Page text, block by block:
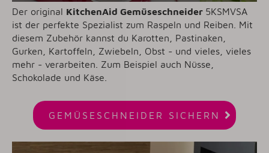
Der original KitchenAid Gemüseschneider 5KSMVSA
ist der perfekte Spezialist zum Raspeln und Reiben. Mit
diesem Zubehör kannst du Karotten, Pastinaken,
Gurken, Kartoffeln, Zwiebeln, Obst - und vieles, vieles
mehr - verarbeiten. Zum Beispiel auch Nüsse,
Schokolade und Käse.

GEMÜSESCHNEIDER SICHERN